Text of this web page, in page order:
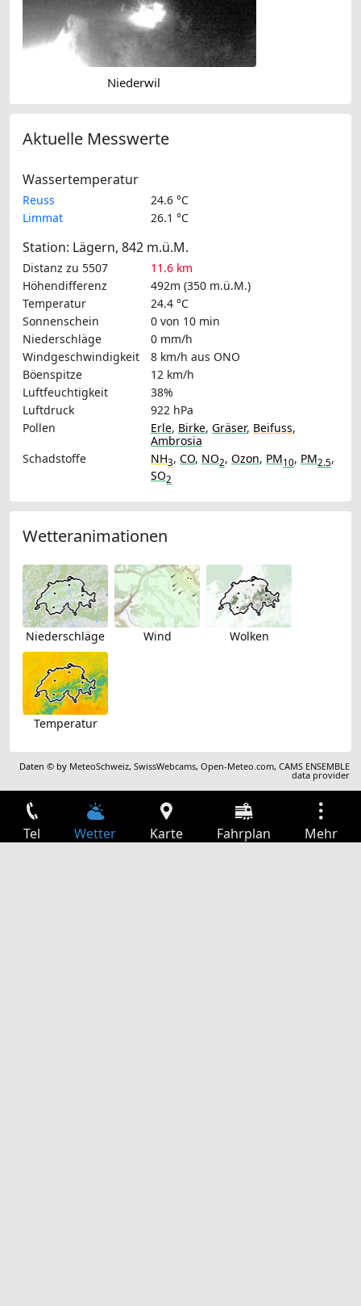
Niederwil
Aktuelle Messwerte
Wassertemperatur
Reuss
24.6 °C
Limmat
26.1 °C
Station: Lägern, 842 m.ü.M.
Distanz zu 5507
11.6 km
Höhendifferenz
492m (350 m.ü.M.)
Temperatur
24.4 °C
Sonnenschein
0 von 10 min
Niederschläge
0 mm/h
Windgeschwindigkeit
8 km/h aus ONO
Böenspitze
12 km/h
Luftfeuchtigkeit
38%
Luftdruck
922 hPa
Pollen
Erle, Birke, Gräser, Beifuss,
Ambrosia
Schadstoffe
NH3, CO, NO2, Ozon, PM10, PM2.5,
SO2
Wetteranimationen
Niederschläge Wind Wolken
Temperatur
Daten © by MeteoSchweiz,SwissWebcams,Open-Meteo.com,CAMS ENSEMBLE
data provider
Tel Wetter Karte Fahrplan Mehr